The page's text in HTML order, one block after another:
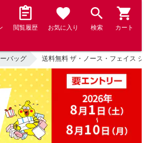
閲覧履歴 お気に入り 検索 カート
バッグ 送料無料 ザ・ノース・フェイス ショ